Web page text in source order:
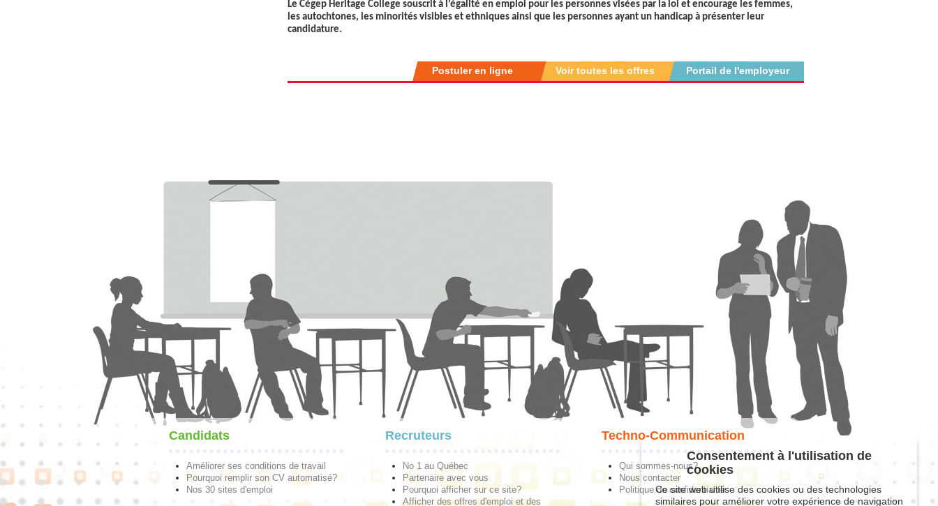
Le Cégep Heritage College souscrit à l’égalité en emploi pour les personnes visées par la loi et encourage les femmes,
les autochtones, les minorités visibles et ethniques ainsi que les personnes ayant un handicap à présenter leur
candidature.
Portail de l'employeur
Voir toutes les offres
Postuler en ligne
Candidats
Améliorer ses conditions de travail
Pourquoi remplir son CV automatisé?
Nos 30 sites d'emploi
Recruteurs
No 1 au Québec
Partenaire avec vous
Pourquoi afficher sur ce site?
Afficher des offres d'emploi et des
Techno-Communication
Qui sommes-nous?
Nous contacter
Politique de confidentialité
Consentement à l'utilisation de
cookies
Ce site web utilise des cookies ou des technologies
similaires pour améliorer votre expérience de navigation